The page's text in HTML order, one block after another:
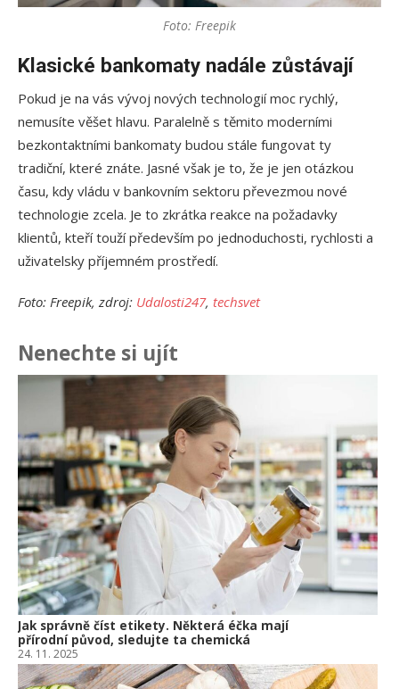
Foto: Freepik
Klasické bankomaty nadále zůstávají
Pokud je na vás vývoj nových technologií moc rychlý,
nemusíte věšet hlavu. Paralelně s těmito moderními
bezkontaktními bankomaty budou stále fungovat ty
tradiční, které znáte. Jasné však je to, že je jen otázkou
času, kdy vládu v bankovním sektoru převezmou nové
technologie zcela. Je to zkrátka reakce na požadavky
klientů, kteří touží především po jednoduchosti, rychlosti a
uživatelsky příjemném prostředí.
Foto: Freepik, zdroj: Udalosti247, techsvet
Nenechte si ujít
Jak správně číst etikety. Některá éčka mají
přírodní původ, sledujte ta chemická
24. 11. 2025